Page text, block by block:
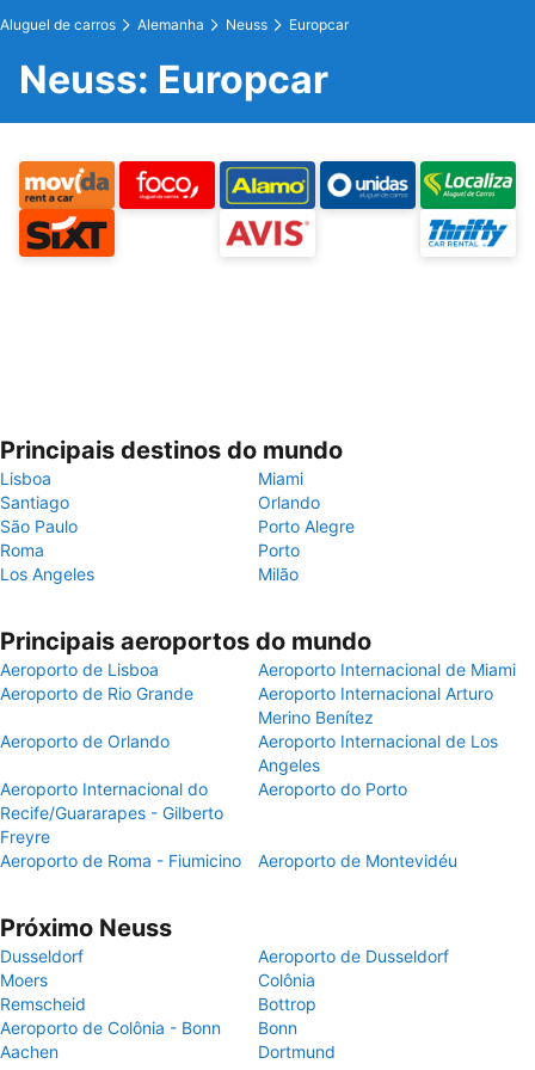
Aluguel de carros Alemanha Neuss Europcar
Neuss: Europcar
Principais destinos do mundo
Lisboa
Miami
Santiago
Orlando
São Paulo
Porto Alegre
Roma
Porto
Los Angeles
Milão
Principais aeroportos do mundo
Aeroporto de Lisboa
Aeroporto Internacional de Miami
Aeroporto de Rio Grande
Aeroporto Internacional Arturo
Merino Benítez
Aeroporto de Orlando
Aeroporto Internacional de Los
Angeles
Aeroporto Internacional do
Recife/Guararapes - Gilberto
Freyre
Aeroporto do Porto
Aeroporto de Roma - Fiumicino Aeroporto de Montevidéu
Próximo Neuss
Dusseldorf
Aeroporto de Dusseldorf
Moers
Colônia
Remscheid
Bottrop
Aeroporto de Colônia - Bonn
Bonn
Aachen
Dortmund